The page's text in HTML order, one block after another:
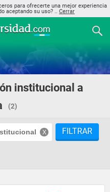
para ofrecerte una mejor experiencia
aceptando su uso? .. Cerrar
institucional a
(2)
FILTRAR